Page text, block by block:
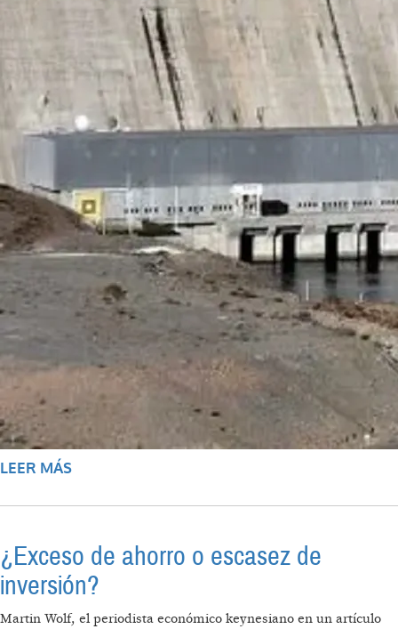
LEER MÁS
¿Exceso de ahorro o escasez de
inversión?
Martin Wolf, el periodista económico keynesiano en un artículo